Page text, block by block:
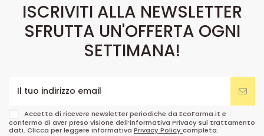
ISCRIVITI ALLA NEWSLETTER
SFRUTTA UN'OFFERTA OGNI
SETTIMANA!
Accetto di ricevere newsletter periodiche da EcoFarma.it e
confermo di aver preso visione dell’informativa Privacy sul trattamento
dati. Clicca per leggere informativa Privacy Policycompleta.